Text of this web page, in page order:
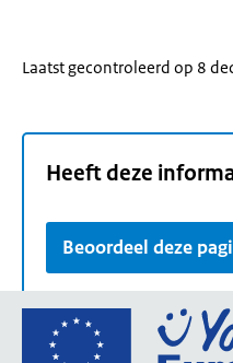
Laatst gecontroleerd op 8
Heeft deze
Beoordeel deze